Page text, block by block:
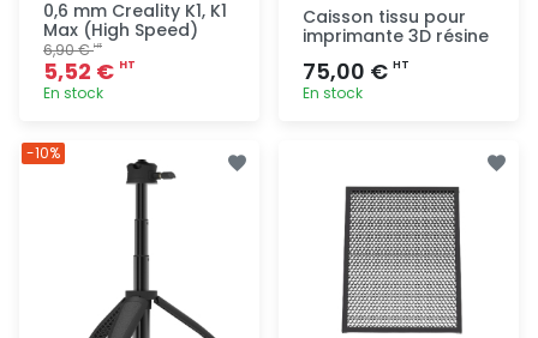
0,6 mm Creality K1, K1
Max (High Speed)
6,90 €HT
5,52 € HT
En stock
rapide
Caisson tissu pour
imprimante 3D résine
75,00 € HT
En stock
-10%